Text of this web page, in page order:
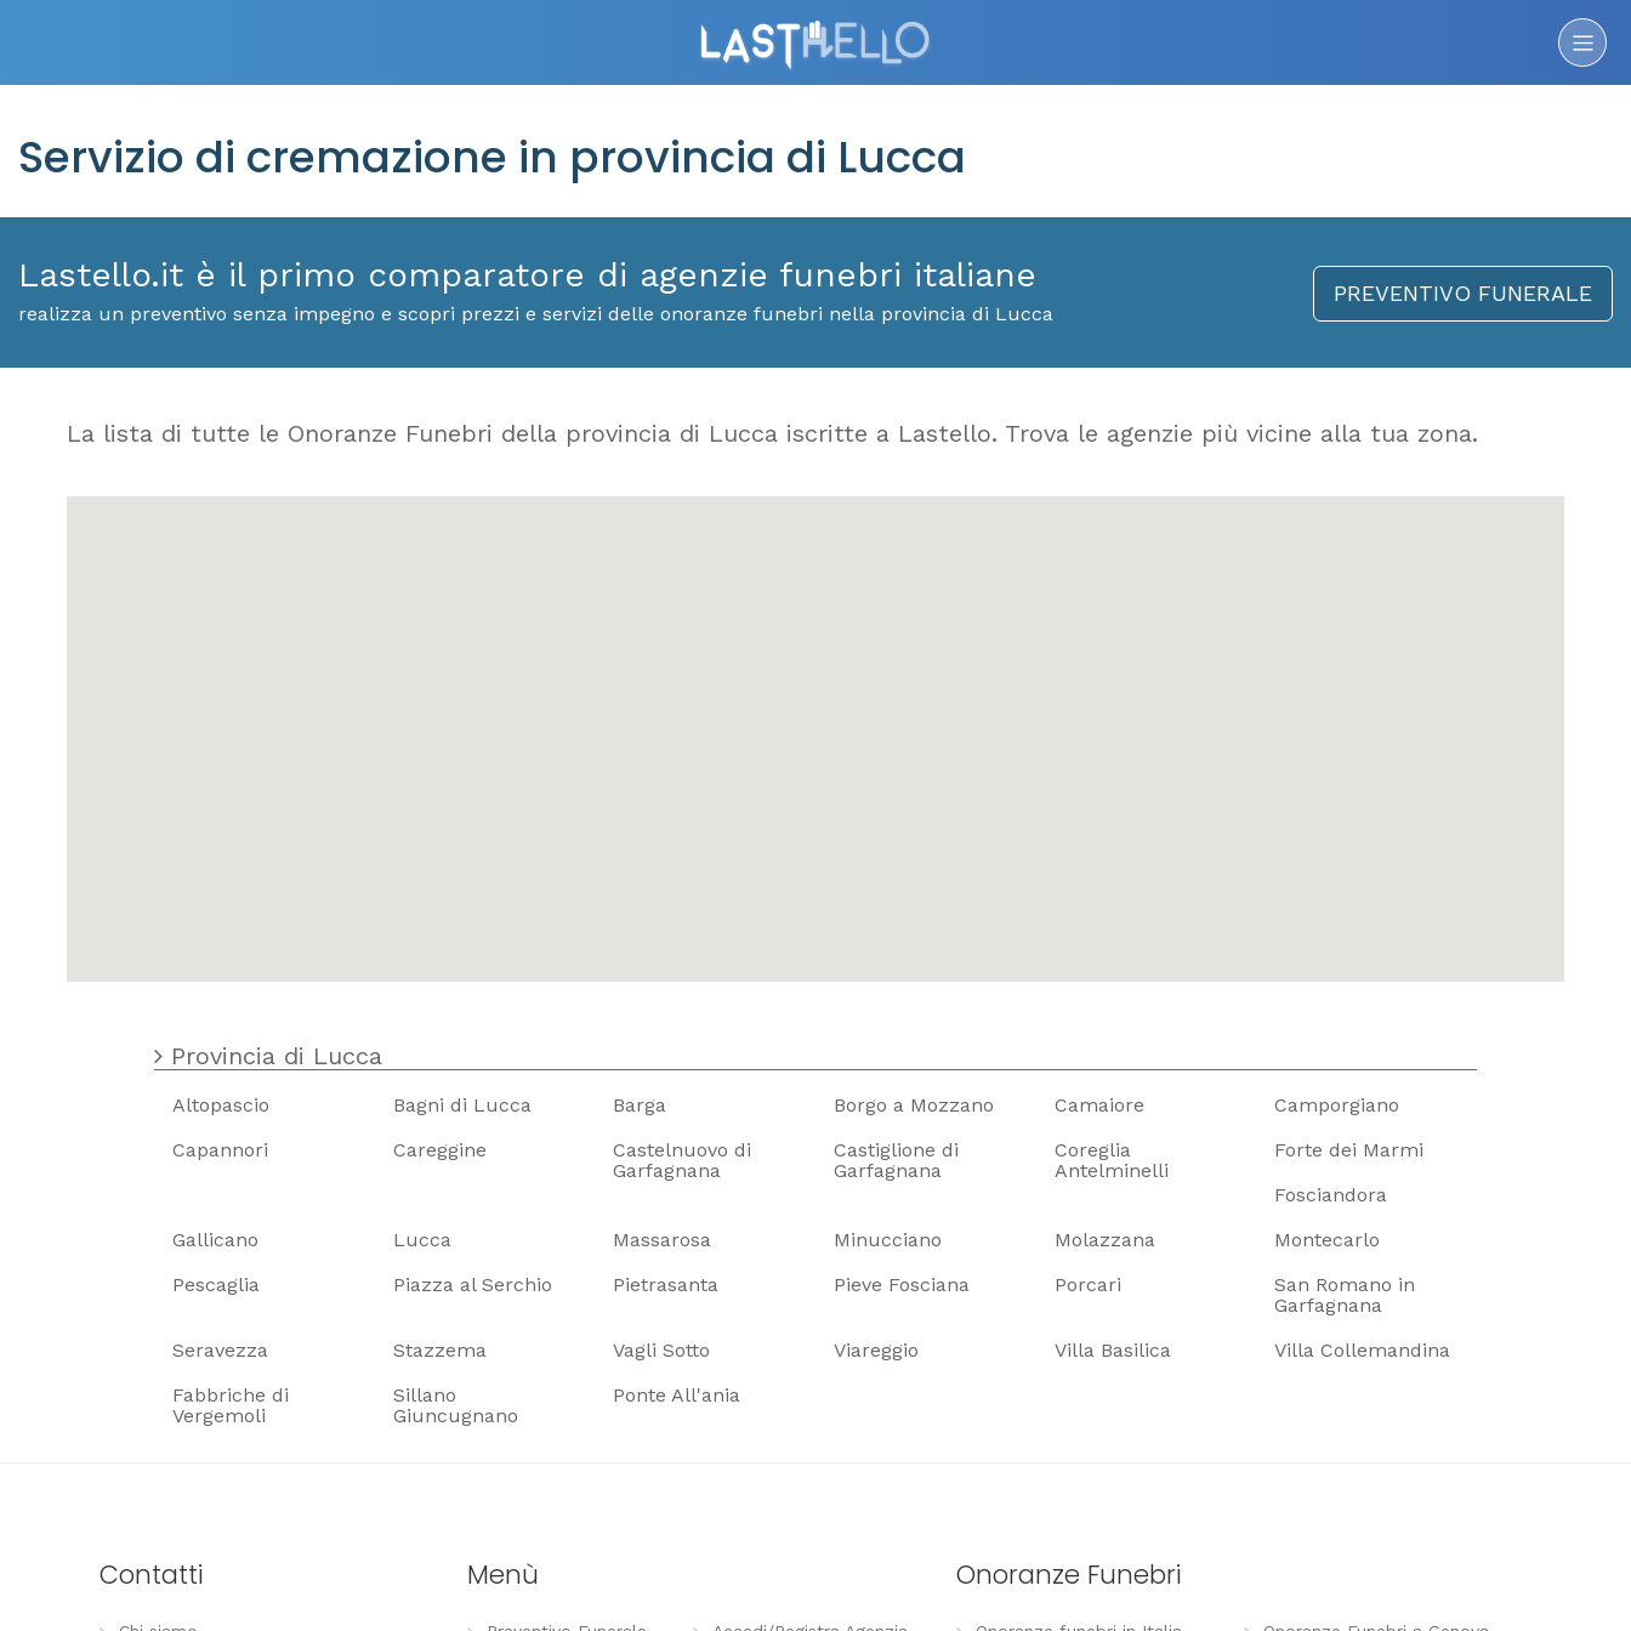
Servizio di cremazione in provincia di Lucca
Lastello.it è il primo comparatore di agenzie funebri italiane
realizza un preventivo senza impegno e scopri prezzi e servizi delle onoranze funebri nella provincia di Lucca
PREVENTIVO FUNERALE
La lista di tutte le Onoranze Funebri della provincia di Lucca iscritte a Lastello. Trova le agenzie più vicine alla tua zona.
Provincia di Lucca
Altopascio Bagni di Lucca Barga Borgo a Mozzano Camaiore
Camporgiano
Capannori
Careggine
Castelnuovo di
Garfagnana
Castiglione di
Garfagnana
Coreglia
Antelminelli
Forte dei Marmi
Fosciandora
Gallicano
Lucca Massarosa Minucciano Molazzana
Montecarlo
Pescaglia
Piazza al Serchio Pietrasanta Pieve Fosciana Porcari
San Romano in
Garfagnana
Seravezza
Stazzema Vagli Sotto Viareggio Villa Basilica
Villa Collemandina
Fabbriche di
Vergemoli
Sillano
Giuncugnano
Ponte All'ania
Contatti Menù Onoranze Funebri